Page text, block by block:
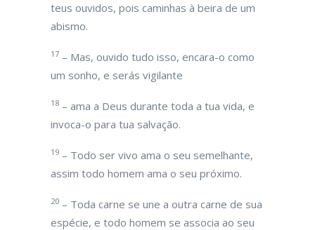
teus ouvidos, pois caminhas à beira de um
abismo.
17 – Mas, ouvido tudo isso, encara-o como
um sonho, e serás vigilante
18 – ama a Deus durante toda a tua vida, e
invoca-o para tua salvação.
19 – Todo ser vivo ama o seu semelhante,
assim todo homem ama o seu próximo.
20 – Toda carne se une a outra carne de sua
espécie, e todo homem se associa ao seu